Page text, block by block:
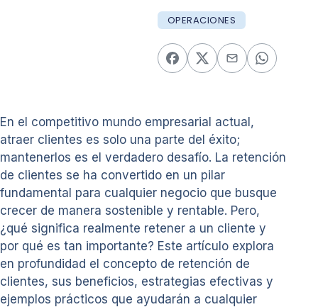
OPERACIONES
En el competitivo mundo empresarial actual,
atraer clientes es solo una parte del éxito;
mantenerlos es el verdadero desafío. La retención
de clientes se ha convertido en un pilar
fundamental para cualquier negocio que busque
crecer de manera sostenible y rentable. Pero,
¿qué significa realmente retener a un cliente y
por qué es tan importante? Este artículo explora
en profundidad el concepto de retención de
clientes, sus beneficios, estrategias efectivas y
ejemplos prácticos que ayudarán a cualquier